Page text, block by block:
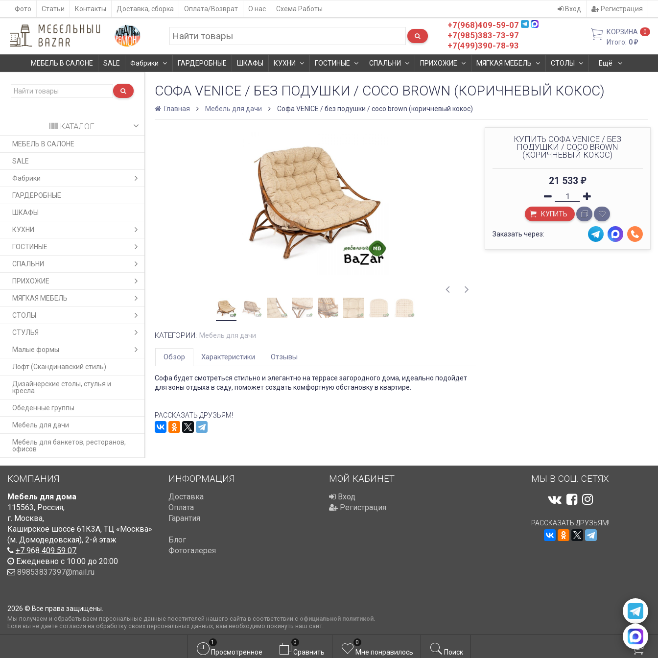
Фото Статьи Контакты Доставка, сборка Оплата/Возврат О нас Схема Работы Вход Регистрация
+7(968)409-59-07
+7(985)383-73-97
+7(499)390-78-93
КОРЗИНА 0
Итого: 0₽
МЕБЕЛЬ В САЛОНЕ SALE Фабрики ГАРДЕРОБНЫЕ ШКАФЫ КУХНИ ГОСТИНЫЕ СПАЛЬНИ ПРИХОЖИЕ МЯГКАЯ МЕБЕЛЬ СТОЛЫ Ещё
КАТАЛОГ
МЕБЕЛЬ В САЛОНЕ
SALE
Фабрики
ГАРДЕРОБНЫЕ
ШКАФЫ
КУХНИ
ГОСТИНЫЕ
СПАЛЬНИ
ПРИХОЖИЕ
МЯГКАЯ МЕБЕЛЬ
СТОЛЫ
СТУЛЬЯ
Малые формы
Лофт (Скандинавский стиль)
Дизайнерские столы, стулья и
кресла
Обеденные группы
Мебель для дачи
Мебель для банкетов, ресторанов,
офисов
СОФА VENICE / БЕЗ ПОДУШКИ / COCO BROWN (КОРИЧНЕВЫЙ КОКОС)
Главная Мебель для дачи Софа VENICE / без подушки / coco brown (коричневый кокос)
КУПИТЬ СОФА VENICE / БЕЗ
ПОДУШКИ / COCO BROWN
(КОРИЧНЕВЫЙ КОКОС)
21 533₽
КУПИТЬ
Заказать через:
КАТЕГОРИИ: Мебель для дачи
Обзор Характеристики Отзывы
Софа будет смотреться стильно и элегантно на террасе загородного дома, идеально подойдет
для зоны отдыха в саду, поможет создать комфортную обстановку в квартире.
РАССКАЗАТЬ ДРУЗЬЯМ!
КОМПАНИЯ
Мебель для дома
115563, Россия,
г. Москва,
Каширское шоссе 61К3А, ТЦ «Москва»
(м. Домодедовская), 2-й этаж
+7 968 409 59 07
Ежедневно с 10:00 до 20:00
89853837397@mail.ru
ИНФОРМАЦИЯ
Доставка
Оплата
Гарантия
Блог
Фотогалерея
МОЙ КАБИНЕТ
Вход
Регистрация
МЫ В СОЦ. СЕТЯХ
РАССКАЗАТЬ ДРУЗЬЯМ!
2026 © Все права защищены.
Мы получаем и обрабатываем персональные данные посетителей нашего сайта в соответствии с официальной политикой.
Если вы не даете согласия на обработку своих персональных данных, вам необходимо покинуть наш сайт.
Просмотренное
1
Сравнить
0
Мне понравилось
0
Поиск